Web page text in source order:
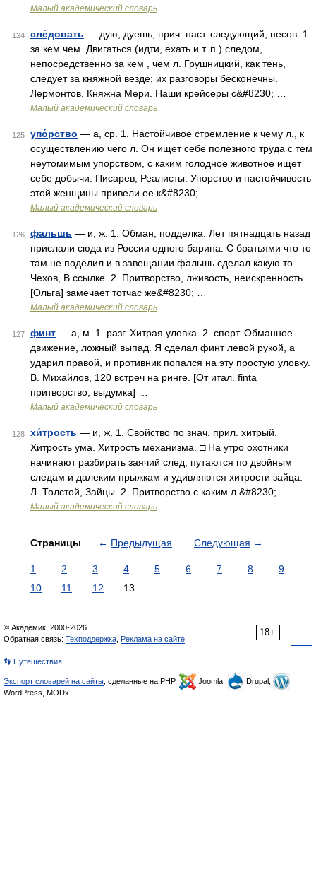
Малый академический словарь
124 сле́довать — дую, дуешь; прич. наст. следующий; несов. 1.
за кем чем. Двигаться (идти, ехать и т. п.) следом,
непосредственно за кем , чем л. Грушницкий, как тень,
следует за княжной везде; их разговоры бесконечны.
Лермонтов, Княжна Мери. Наши крейсеры с&#8230; …
Малый академический словарь
125 упо́рство — а, ср. 1. Настойчивое стремление к чему л., к
осуществлению чего л. Он ищет себе полезного труда с тем
неутомимым упорством, с каким голодное животное ищет
себе добычи. Писарев, Реалисты. Упорство и настойчивость
этой женщины привели ее к&#8230; …
Малый академический словарь
126 фальшь — и, ж. 1. Обман, подделка. Лет пятнадцать назад
прислали сюда из России одного барина. С братьями что то
там не поделил и в завещании фальшь сделал какую то.
Чехов, В ссылке. 2. Притворство, лживость, неискренность.
[Ольга] замечает тотчас же&#8230; …
Малый академический словарь
127 финт — а, м. 1. разг. Хитрая уловка. 2. спорт. Обманное
движение, ложный выпад. Я сделал финт левой рукой, а
ударил правой, и противник попался на эту простую уловку.
В. Михайлов, 120 встреч на ринге. [От итал. finta
притворство, выдумка] …
Малый академический словарь
128 хи́трость — и, ж. 1. Свойство по знач. прил. хитрый.
Хитрость ума. Хитрость механизма. □ На утро охотники
начинают разбирать заячий след, путаются по двойным
следам и далеким прыжкам и удивляются хитрости зайца.
Л. Толстой, Зайцы. 2. Притворство с каким л.&#8230; …
Малый академический словарь
Страницы ← Предыдущая Следующая →
1 2 3 4 5 6 7 8
9
10
11 12 13
18+
© Академик, 2000-2026
Обратная связь: Техподдержка Реклама на сайте
👣 Путешествия
Экспорт словарей на сайты , сделанные на PHP, Joomla,
Drupal,
WordPress, MODx.